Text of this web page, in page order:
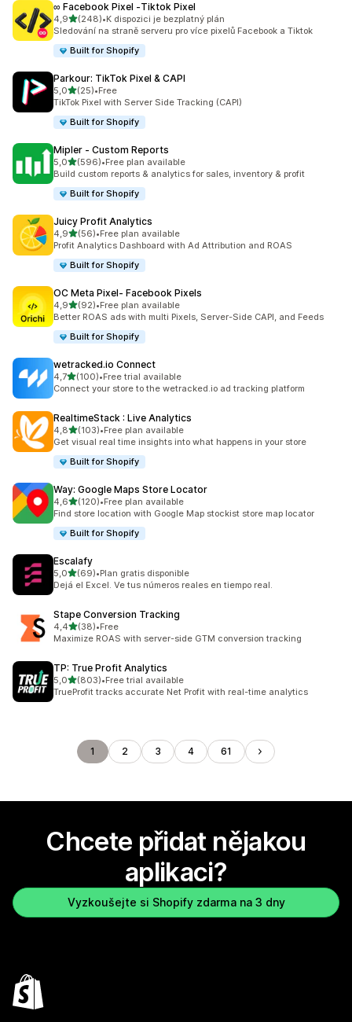
∞ Facebook Pixel ‑Tiktok Pixel
4,9z 5 hvězd
(248)
Celkový počet recenzí: 248
•K dispozici je bezplatný plán
Sledování na straně serveru pro více pixelů Facebook a Tiktok
Built for Shopify
Parkour: TikTok Pixel & CAPI
5,0z 5 hvězd
(25)
Celkový počet recenzí: 25
•Free
TikTok Pixel with Server Side Tracking (CAPI)
Built for Shopify
Mipler ‑ Custom Reports
5,0z 5 hvězd
(596)
Celkový počet recenzí: 596
•Free plan available
Build custom reports & analytics for sales, inventory & profit
Built for Shopify
Juicy Profit Analytics
4,9z 5 hvězd
(56)
Celkový počet recenzí: 56
•Free plan available
Profit Analytics Dashboard with Ad Attribution and ROAS
Built for Shopify
OC Meta Pixel‑ Facebook Pixels
4,9z 5 hvězd
(92)
Celkový počet recenzí: 92
•Free plan available
Better ROAS ads with multi Pixels, Server-Side CAPI, and Feeds
Built for Shopify
wetracked.io Connect
4,7z 5 hvězd
(100)
Celkový počet recenzí: 100
•Free trial available
Connect your store to the wetracked.io ad tracking platform
RealtimeStack : Live Analytics
4,8z 5 hvězd
(103)
Celkový počet recenzí: 103
•Free plan available
Get visual real time insights into what happens in your store
Built for Shopify
Way: Google Maps Store Locator
4,6z 5 hvězd
(120)
Celkový počet recenzí: 120
•Free plan available
Find store location with Google Map stockist store map locator
Built for Shopify
Escalafy
5,0z 5 hvězd
(69)
Celkový počet recenzí: 69
•Plan gratis disponible
Dejá el Excel. Ve tus números reales en tiempo real.
Stape Conversion Tracking
4,4z 5 hvězd
(38)
Celkový počet recenzí: 38
•Free
Maximize ROAS with server-side GTM conversion tracking
TP: True Profit Analytics
5,0z 5 hvězd
(803)
Celkový počet recenzí: 803
•Free trial available
TrueProfit tracks accurate Net Profit with real-time analytics
1 2 3 4 61
Chcete přidat nějakou
aplikaci?
Vyzkoušejte si Shopify zdarma na 3 dny